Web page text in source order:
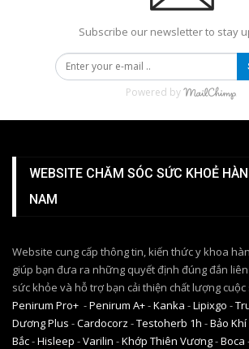
Subscribe our newsletter to stay
Powered by
WEBSITE CHĂM SÓC SỨC KHOẺ
NAM
Website cung cấp thông tin, kiến thức y khoa
giúp bạn đưa ra những quyết định đúng đắn
sức khỏe và hỗ trợ bạn cải thiện chất lượng cuộc
Penirum Pro+ -Penirum A+-Kanka -Lipixgo -
Dương Plus -Cardocorz -Testoherb 1h -Bảo
Bắc-Hisleep -Varilin -Khớp Thiên Vương-Boca